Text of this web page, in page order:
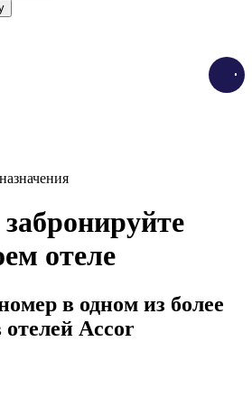
отеле
в одном из более
отелей Accor